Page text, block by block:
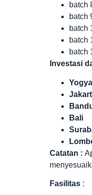
batch
batch
batch
batch
batch
Investasi
Bali
Catatan :
Fasilitas :